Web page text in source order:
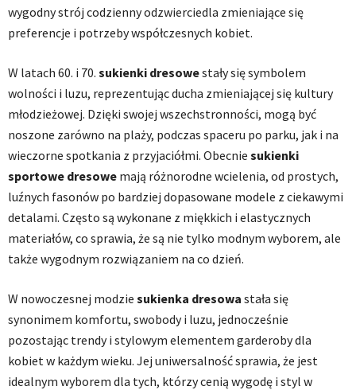
wygodny strój codzienny odzwierciedla zmieniające się
preferencje i potrzeby współczesnych kobiet.
W latach 60. i 70. sukienki dresowestały się symbolem
wolności i luzu, reprezentując ducha zmieniającej się kultury
młodzieżowej. Dzięki swojej wszechstronności, mogą być
noszone zarówno na plaży, podczas spaceru po parku, jak i na
wieczorne spotkania z przyjaciółmi. Obecnie sukienki
sportowe dresowe mają różnorodne wcielenia, od prostych,
luźnych fasonów po bardziej dopasowane modele z ciekawymi
detalami. Często są wykonane z miękkich i elastycznych
materiałów, co sprawia, że są nie tylko modnym wyborem, ale
także wygodnym rozwiązaniem na co dzień.
W nowoczesnej modzie sukienka dresowa stała się
synonimem komfortu, swobody i luzu, jednocześnie
pozostając trendy i stylowym elementem garderoby dla
kobiet w każdym wieku. Jej uniwersalność sprawia, że ​​jest
idealnym wyborem dla tych, którzy cenią wygodę i styl w